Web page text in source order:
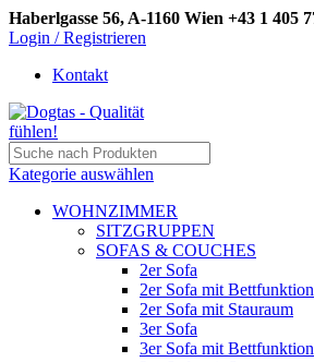
Haberlgasse 56, A-1160 Wien +43 1 405
Login / Registrieren
Kontakt
Kategorie auswählen
WOHNZIMMER
SITZGRUPPEN
SOFAS & COUCHES
2er Sofa
2er Sofa mit Bettfunktion
2er Sofa mit Stauraum
3er Sofa
3er Sofa mit Bettfunktion